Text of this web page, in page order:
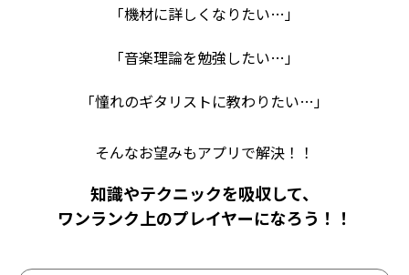
「機材に詳しくなりたい…」
「音楽理論を勉強したい…」
「憧れのギタリストに教わりたい…」
そんなお望みもアプリで解決！！
知識やテクニックを吸収して、
ワンランク上のプレイヤーになろう！！